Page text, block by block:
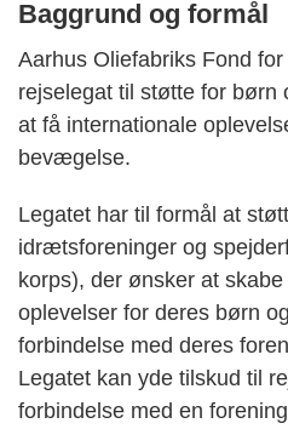
Baggrund og formål
Aarhus Oliefabriks Fond
rejselegat til støtte for børn
at få internationale
bevægelse.
Legatet har til formål at
idrætsforeninger og
korps), der ønsker at
oplevelser for deres børn
forbindelse med deres
Legatet kan yde tilskud til
forbindelse med en